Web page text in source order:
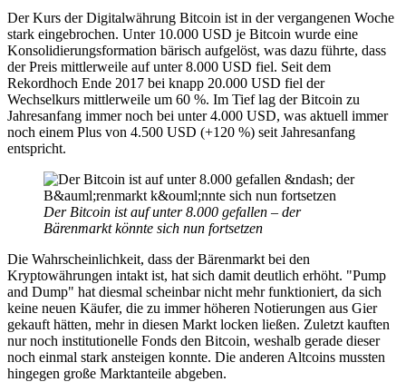
Der Kurs der Digitalwährung Bitcoin ist in der vergangenen Woche
stark eingebrochen. Unter 10.000 USD je Bitcoin wurde eine
Konsolidierungsformation bärisch aufgelöst, was dazu führte, dass
der Preis mittlerweile auf unter 8.000 USD fiel. Seit dem
Rekordhoch Ende 2017 bei knapp 20.000 USD fiel der
Wechselkurs mittlerweile um 60 %. Im Tief lag der Bitcoin zu
Jahresanfang immer noch bei unter 4.000 USD, was aktuell immer
noch einem Plus von 4.500 USD (+120 %) seit Jahresanfang
entspricht.
Der Bitcoin ist auf unter 8.000 gefallen – der
Bärenmarkt könnte sich nun fortsetzen
Die Wahrscheinlichkeit, dass der Bärenmarkt bei den
Kryptowährungen intakt ist, hat sich damit deutlich erhöht. "Pump
and Dump" hat diesmal scheinbar nicht mehr funktioniert, da sich
keine neuen Käufer, die zu immer höheren Notierungen aus Gier
gekauft hätten, mehr in diesen Markt locken ließen. Zuletzt kauften
nur noch institutionelle Fonds den Bitcoin, weshalb gerade dieser
noch einmal stark ansteigen konnte. Die anderen Altcoins mussten
hingegen große Marktanteile abgeben.